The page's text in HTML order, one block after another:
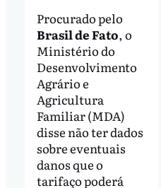
Procurado pelo
Brasil de Fato, o
Ministério do
Desenvolvimento
Agrário e
Agricultura
Familiar (MDA)
disse não ter dados
sobre eventuais
danos que o
tarifaço poderá